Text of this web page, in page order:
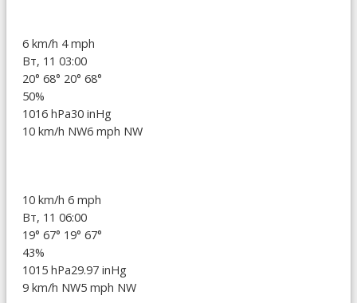
6 km/h 4 mph
Вт, 11 03:00
20° 68° 20° 68°
50%
1016 hPa30 inHg
10 km/h NW6 mph NW
10 km/h 6 mph
Вт, 11 06:00
19° 67° 19° 67°
43%
1015 hPa29.97 inHg
9 km/h NW5 mph NW